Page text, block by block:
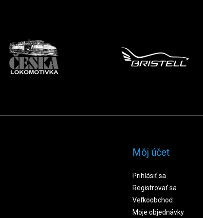
Môj účet
Prihlásiť sa
Registrovať sa
Veľkoobchod
Moje objednávky